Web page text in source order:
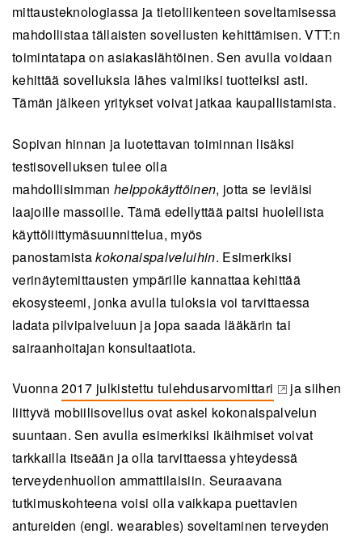
mittausteknologiassa ja tietoliikenteen soveltamisessa
mahdollistaa tällaisten sovellusten kehittämisen. VTT:n
toimintatapa on asiakaslähtöinen. Sen avulla voidaan
kehittää sovelluksia lähes valmiiksi tuotteiksi asti.
Tämän jälkeen yritykset voivat jatkaa kaupallistamista.
Sopivan hinnan ja luotettavan toiminnan lisäksi
testisovelluksen tulee olla
mahdollisimman helppokäyttöinen, jotta se leviäisi
laajoille massoille. Tämä edellyttää paitsi huolellista
käyttöliittymäsuunnittelua, myös
panostamistakokonaispalveluihin. Esimerkiksi
verinäytemittausten ympärille kannattaa kehittää
ekosysteemi, jonka avulla tuloksia voi tarvittaessa
ladata pilvipalveluun ja jopa saada lääkärin tai
sairaanhoitajan konsultaatiota.
Vuonna2017 julkistettu tulehdusarvomittari
(opens in a new tab)
ja siihen
liittyvä mobiilisovellus ovat askel kokonaispalvelun
suuntaan. Sen avulla esimerkiksi ikäihmiset voivat
tarkkailla itseään ja olla tarvittaessa yhteydessä
terveydenhuollon ammattilaisiin. Seuraavana
tutkimuskohteena voisi olla vaikkapa puettavien
antureiden (engl. wearables) soveltaminen terveyden